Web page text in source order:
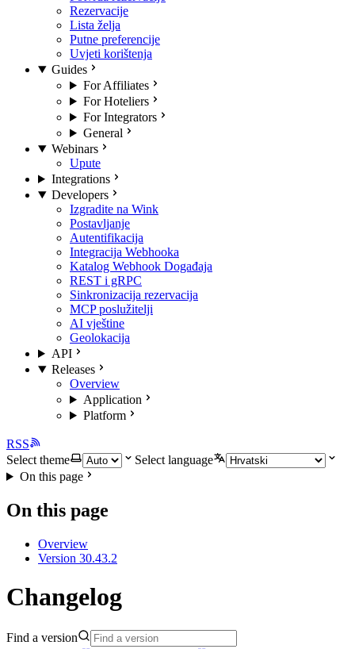
Rezervacije
Lista želja
Putne preferencije
Uvjeti korištenja
Guides
For Affiliates
For Hoteliers
For Integrators
General
Webinars
Upute
Integrations
Developers
Izgradite na Wink
Postavljanje
Autentifikacija
Integracija Webhooka
Katalog Webhook Događaja
REST i gRPC
Sinkronizacija rezervacija
MCP poslužitelji
AI vještine
Geolokacija
API
Releases
Overview
Application
Platform
RSS
Select theme
Select language
On this page
On this page
Overview
Version 30.43.2
Changelog
Find a version